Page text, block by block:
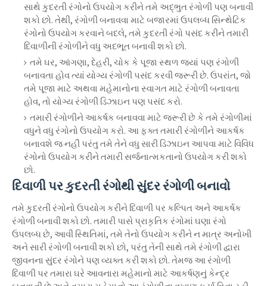
સાથે કુદરતી રંગોનો ઉપયોગ કરીને તમે અદ્ભુત રંગોળી પણ બનાવી
શકો છો. તેથી, રંગોળી બનાવવા માટે બજારમાં ઉપલબ્ધ સિન્થેટિક
રંગોનો ઉપયોગ કરવાને બદલે, તમે કુદરતી રંગો પસંદ કરીને તમારી
દિવાળીની રંગોળીને વધુ અદભૂત બનાવી શકો છો.
તમે ઘર, આંગણા, દેહરી, ચોક કે પૂજા સ્થળ જ્યાં પણ રંગોળી
બનાવતા હોવ ત્યાં યોગ્ય રંગોળી પસંદ કરવી જરૂરી છે. ઉપરાંત, જો
તમે પૂજા માટે અથવા મહેમાનોના સ્વાગત માટે રંગોળી બનાવતા
હોવ, તો યોગ્ય રંગોળી ડિઝાઇન પણ પસંદ કરો.
તમારી રંગોળીને આકર્ષક બનાવવા માટે જરૂરી છે કે તમે રંગોળીમાં
વધુને વધુ રંગોનો ઉપયોગ કરો. આ ફક્ત તમારી રંગોળીને આકર્ષક
બનાવશે જ નહીં પરંતુ તમે તેને વધુ સારી ડિઝાઇન આપવા માટે વિવિધ
રંગોનો ઉપયોગ કરીને તમારી સર્જનાત્મકતાનો ઉપયોગ કરી શકો
છો.
દિવાળી પર કુદરતી રંગોથી સુંદર રંગોળી બનાવો
તમે કુદરતી રંગોનો ઉપયોગ કરીને દિવાળી પર કલ્પિત અને આકર્ષક
રંગોળી બનાવી શકો છો. તમારી પાસે પ્રાકૃતિક રંગોમાં ઘણા રંગો
ઉપલબ્ધ છે, આવી સ્થિતિમાં, તમે તેનો ઉપયોગ કરીને ન માત્ર અનોખી
અને સારી રંગોળી બનાવી શકો છો, પરંતુ તેની સાથે તમે રંગોળી દ્વારા
જીવનના સુંદર રંગોને પણ વ્યક્ત કરી શકો છો. તેમજ આ રંગોળી
દિવાળી પર તમારા ઘરે આવનારા મહેમાનો માટે આકર્ષણનું કેન્દ્ર